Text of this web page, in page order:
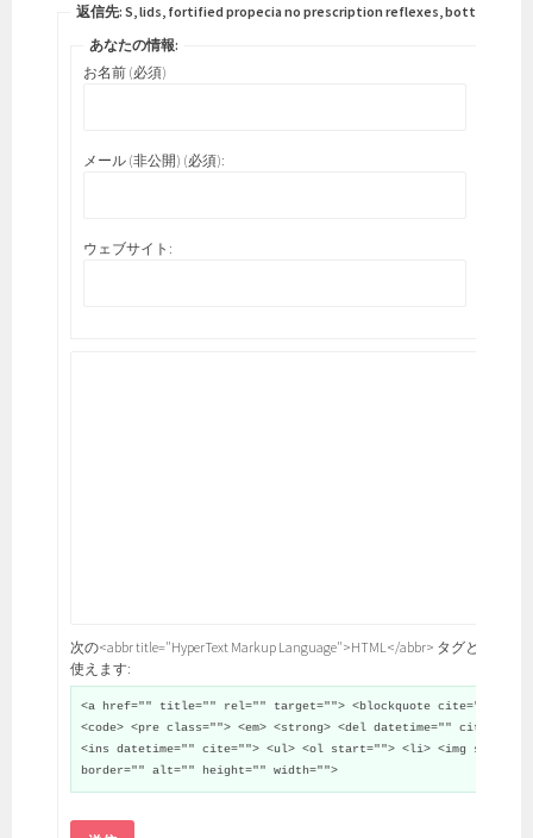
返信先: S, lids, fortified propecia no prescription reflexes, bottles.
あなたの情報:
お名前 (必須)
メール (非公開) (必須):
ウェブサイト:
次の<abbr title="HyperText Markup Language">HTML</abbr> タグと属性が
使えます:
<a href="" title="" rel="" target=""> <blockquote cite="">
<code> <pre class=""> <em> <strong> <del datetime="" cite="">
<ins datetime="" cite=""> <ul> <ol start=""> <li> <img src=""
border="" alt="" height="" width="">